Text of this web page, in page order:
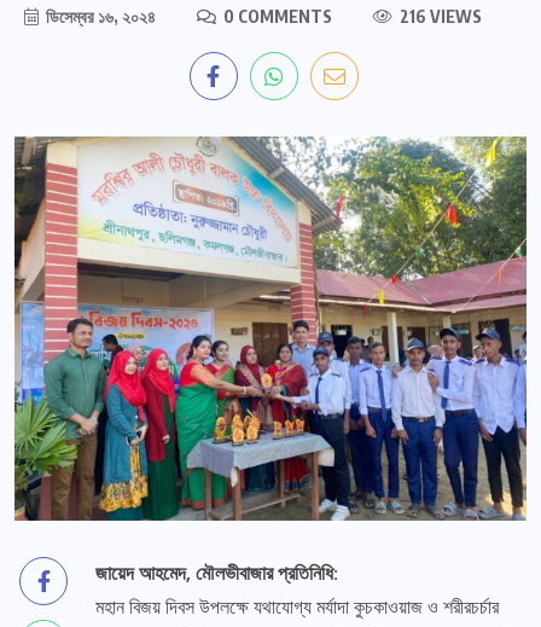
ডিসেম্বর ১৬, ২০২৪ 0 COMMENTS 216 VIEWS
জায়েদ আহমেদ, মৌলভীবাজার প্রতিনিধি:
মহান বিজয় দিবস উপলক্ষে যথাযোগ্য মর্যাদা কুচকাওয়াজ ও শরীরচর্চার